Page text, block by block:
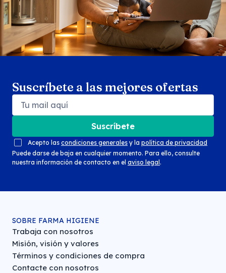
Suscríbete a las mejores ofertas
Suscríbete
Acepto las condiciones generales y la política de privacidad
Puede darse de baja en cualquier momento. Para ello, consulte
nuestra información de contacto en el aviso legal .
SOBRE FARMA HIGIENE
Trabaja con nosotros
Misión, visión y valores
Términos y condiciones de compra
Contacte con nosotros